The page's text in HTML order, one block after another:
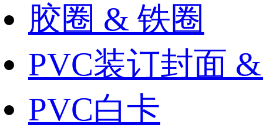
胶圈 & 铁圈
PVC装订封面
PVC白卡